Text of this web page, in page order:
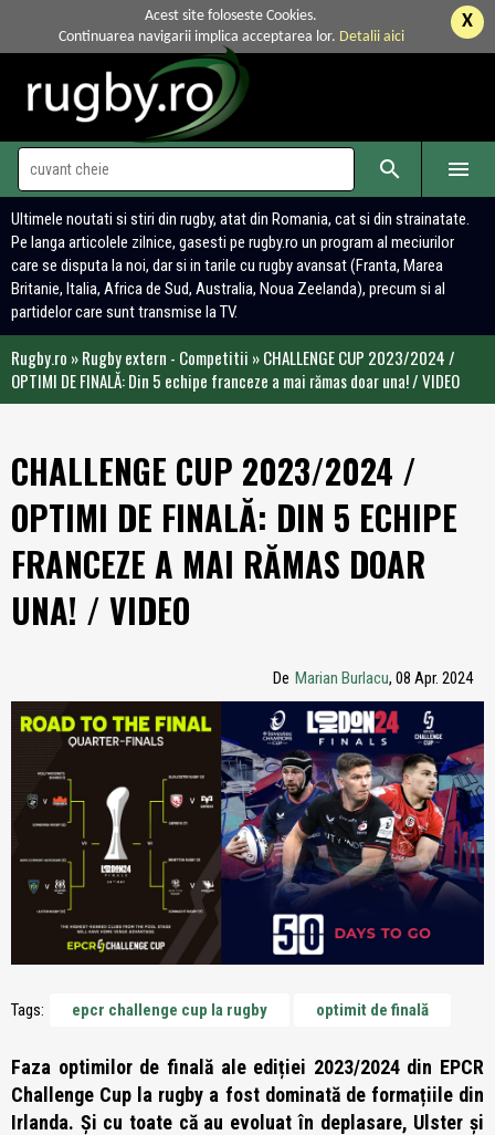
X
Acest site foloseste Cookies.
Continuarea navigarii implica acceptarea lor. Detalii aici
 
Ultimele noutati si stiri din rugby, atat din Romania, cat si din strainatate.
Pe langa articolele zilnice, gasesti pe rugby.ro un program al meciurilor
care se disputa la noi, dar si in tarile cu rugby avansat (Franta, Marea
Britanie, Italia, Africa de Sud, Australia, Noua Zeelanda), precum si al
partidelor care sunt transmise la TV.
Rugby.ro »Rugby extern - Competitii »CHALLENGE CUP 2023/2024 /
OPTIMI DE FINALĂ: Din 5 echipe franceze a mai rămas doar una! / VIDEO
CHALLENGE CUP 2023/2024 /
OPTIMI DE FINALĂ: DIN 5 ECHIPE
FRANCEZE A MAI RĂMAS DOAR
UNA! / VIDEO
De Marian Burlacu, 08 Apr. 2024
Tags: epcr challenge cup la rugby optimit de finală
Faza optimilor de finală ale ediției 2023/2024 din EPCR
Challenge Cup la rugby a fost dominată de formațiile din
Irlanda. Și cu toate că au evoluat în deplasare, Ulster și